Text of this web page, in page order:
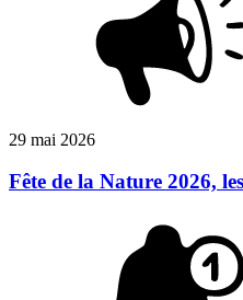
29 mai 2026
Fête de la Nature 2026,